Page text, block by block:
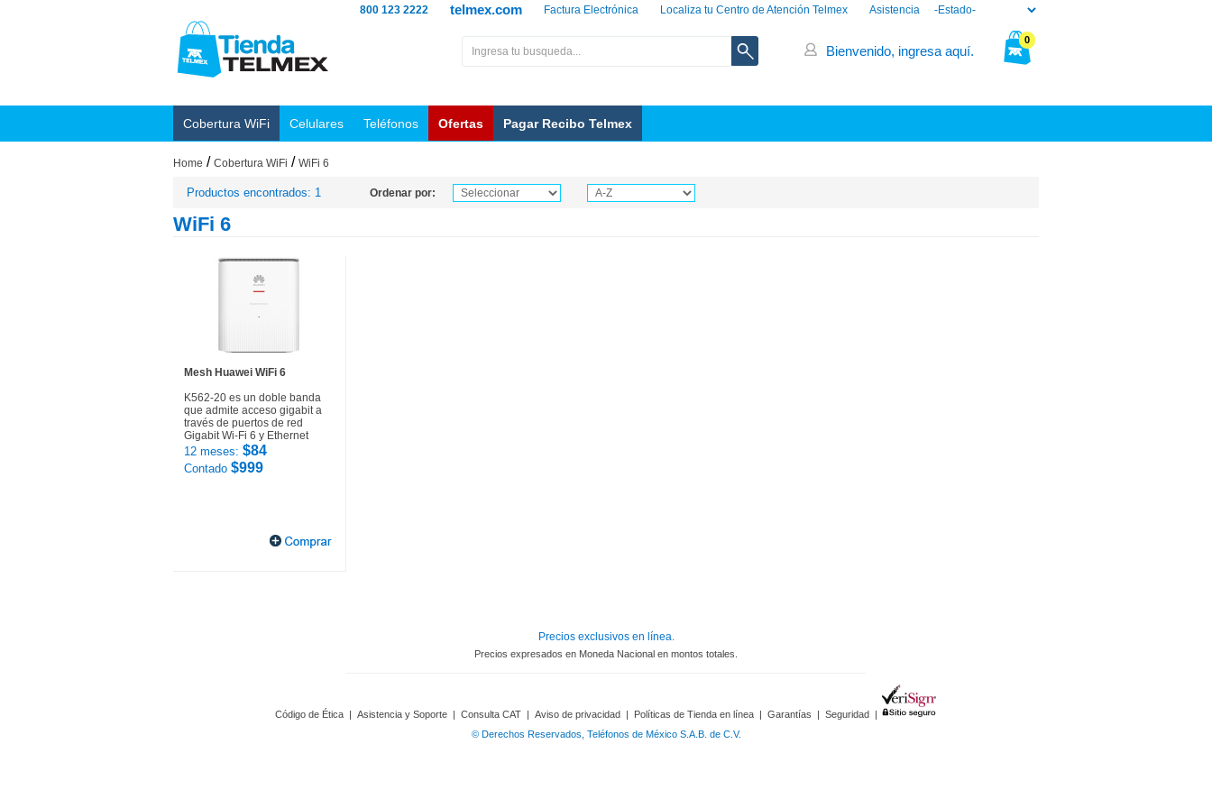
Asistencia
Localiza tu Centro de Atención Telmex
Factura Electrónica
telmex.com
800 123 2222
0
Bienvenido, ingresa aquí.
Cobertura WiFi Celulares Teléfonos Ofertas Pagar Recibo Telmex
Home / Cobertura WiFi / WiFi 6
Productos encontrados: 1 Ordenar por:
WiFi 6
Mesh Huawei WiFi 6
K562-20 es un doble banda
que admite acceso gigabit a
través de puertos de red
Gigabit Wi-Fi 6 y Ethernet
12 meses: $84
Contado $999
Precios exclusivos en línea.
Precios expresados en Moneda Nacional en montos totales.
Código de Ética | Asistencia y Soporte | Consulta CAT | Aviso de privacidad | Políticas de Tienda en línea | Garantías | Seguridad |
© Derechos Reservados, Teléfonos de México S.A.B. de C.V.